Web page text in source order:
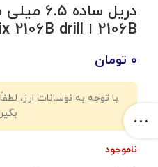
دریل
2106B ا Ronix 2106B drill
0 تومان
با توجه به نوسانات ارز،
ناموجود